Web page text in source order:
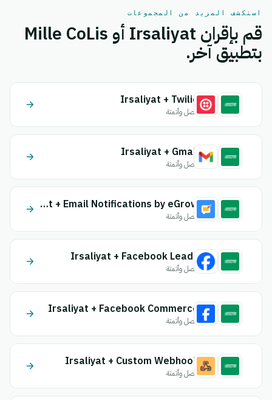
استكشف المزيد من المجموعات
قم بإقران Irsaliyat أو Mille CoLis
بتطبيق آخر.
Irsaliyat + Twilio
اتصل وأتمتة
Irsaliyat + Gmail
اتصل وأتمتة
Irsaliyat + Email Notifications by eGrow
اتصل وأتمتة
Irsaliyat + Facebook Leads
اتصل وأتمتة
Irsaliyat + Facebook Commerce
اتصل وأتمتة
Irsaliyat + Custom Webhook
اتصل وأتمتة